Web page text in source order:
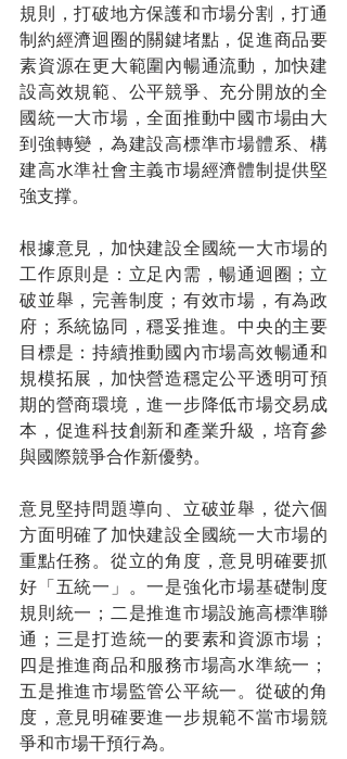
規則，打破地方保護和市場分割，打通
制約經濟迴圈的關鍵堵點，促進商品要
素資源在更大範圍內暢通流動，加快建
設高效規範、公平競爭、充分開放的全
國統一大市場，全面推動中國市場由大
到強轉變，為建設高標準市場體系、構
建高水準社會主義市場經濟體制提供堅
強支撑。
根據意見，加快建設全國統一大市場的
工作原則是：立足內需，暢通迴圈；立
破並舉，完善制度；有效市場，有為政
府；系統協同，穩妥推進。中央的主要
目標是：持續推動國內市場高效暢通和
規模拓展，加快營造穩定公平透明可預
期的營商環境，進一步降低市場交易成
本，促進科技創新和產業升級，培育參
與國際競爭合作新優勢。
意見堅持問題導向、立破並舉，從六個
方面明確了加快建設全國統一大市場的
重點任務。從立的角度，意見明確要抓
好「五統一」。一是強化市場基礎制度
規則統一；二是推進市場設施高標準聯
通；三是打造統一的要素和資源市場；
四是推進商品和服務市場高水準統一；
五是推進市場監管公平統一。從破的角
度，意見明確要進一步規範不當市場競
爭和市場干預行為。